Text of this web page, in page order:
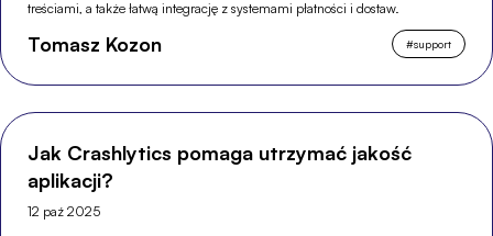
treściami, a także łatwą integrację z systemami płatności i dostaw.
Tomasz Kozon #support
Jak Crashlytics pomaga utrzymać jakość
aplikacji?
12 paź 2025